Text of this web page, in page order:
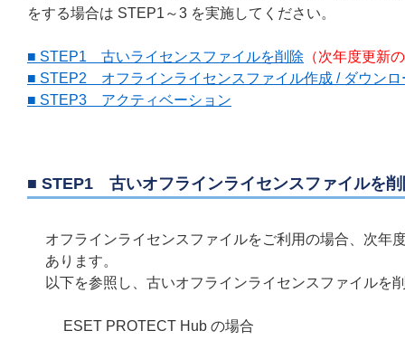
をする場合は STEP1～3 を実施してください。
■ STEP1 古いライセンスファイルを削除 （次年度更新
■ STEP2 オフラインライセンスファイル作成 / ダウンロ
■ STEP3 アクティベーション
■ STEP1 古いオフラインライセンスファイルを削
オフラインライセンスファイルをご利用の場合、次年
あります。
以下を参照し、古いオフラインライセンスファイルを
ESET PROTECT Hub の場合